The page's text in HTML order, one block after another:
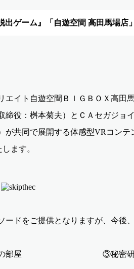
ゲーム』「自遊空間 高田馬場店
エイト自遊空間ＢＩＧＢＯＸ高田
締役：桝本菊夫）とＣＡセガジョ
が共同で展開する体感型VRコン
ます。
ードをご提供となりますが、今後
の部屋 ③秘密研究